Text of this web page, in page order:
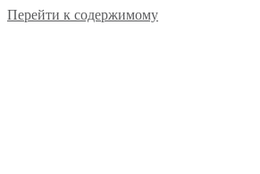
Перейти к содержимому